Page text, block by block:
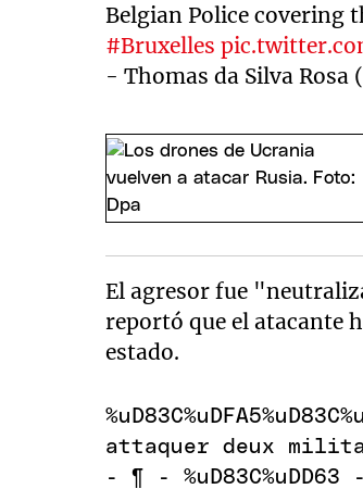
Belgian Police covering
#Bruxelles
- Thomas da Silva Rosa
El agresor fue
reportó que el atacante
estado.
attaquer deux
- ¶ - %uD83C%uDD63